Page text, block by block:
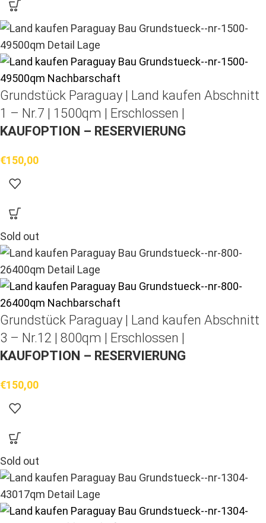
Grundstück Paraguay | Land kaufen Abschnitt
1 – Nr.7 | 1500qm | Erschlossen |
KAUFOPTION – RESERVIERUNG
€150,00
Sold out
Grundstück Paraguay | Land kaufen Abschnitt
3 – Nr.12 | 800qm | Erschlossen |
KAUFOPTION – RESERVIERUNG
€150,00
Sold out